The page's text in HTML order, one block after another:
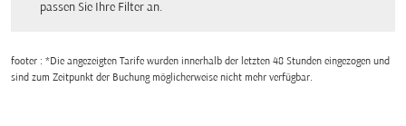
passen Sie Ihre Filter an.
footer : *Die angezeigten Tarife wurden innerhalb der letzten 48 Stunden eingezogen und
sind zum Zeitpunkt der Buchung möglicherweise nicht mehr verfügbar.